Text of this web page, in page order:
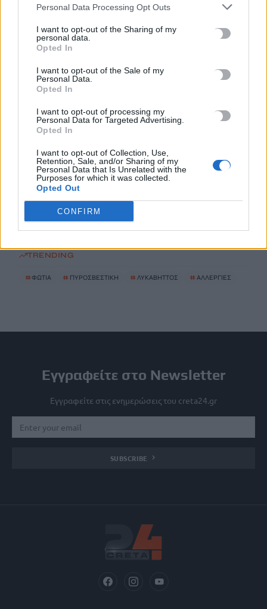
Personal Data Processing Opt Outs
I want to opt-out of the Sharing of my
personal data.
Opted In
I want to opt-out of the Sale of my
Personal Data.
Opted In
I want to opt-out of processing my
Personal Data for Targeted Advertising.
Opted In
I want to opt-out of Collection, Use,
Retention, Sale, and/or Sharing of my
Personal Data that Is Unrelated with the
Purposes for which it was collected.
Opted Out
CONFIRM
Καλοκαίρι και αλλεργίες: Πότε απαιτείται προσοχή και ποια
συμπτώματα δεν πρέπει να αγνοούμε
8 Αυγούστου, 2026
Μυστράς: «Γιατί έβαλε τον πατέρα του στην κατάψυξη» – Το
μακάβριο σχέδιο που εξετάζουν οι Αρχές
Συνελήφθη ένα ακόμη μέλος της συμμορίας του «Έντικ»
Οικογενειακή τραγωδία στις Σέρρες: Τα στοιχεία της ΕΛ.ΑΣ.
και τα τέσσερα σενάρια για το μοιραίο τροχαίο
8 Αυγούστου, 2026
TRENDING
#ΦΩΤΙΑ # ΠΥΡΟΣΒΕΣΤΙΚΗ # ΛΥΚΑΒΗΤΤΟΣ # ΑΛΛΕΡΓΙΕΣ
Εγγραφείτε στο Newsletter
Εγγραφείτε στις ενημερώσεις του creta24.gr
SUBSCRIBE